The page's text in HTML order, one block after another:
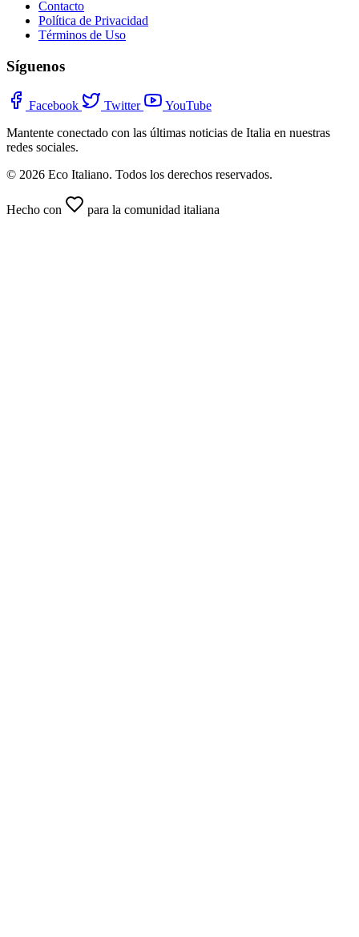
Contacto
Política de Privacidad
Términos de Uso
Síguenos
Facebook Twitter
YouTube
Mantente conectado con las últimas noticias de Italia en nuestras
redes sociales.
© 2026 Eco Italiano. Todos los derechos reservados.
Hecho con para la comunidad italiana